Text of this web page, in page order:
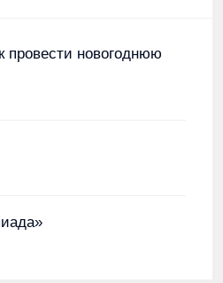
провести новогоднюю